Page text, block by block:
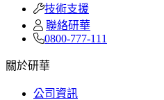
技術支援
聯絡研華
0800-777-111
關於研華
公司資訊